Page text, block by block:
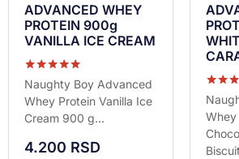
ADVANCED WHEY
PROTEIN 900g
VANILLA ICE CREAM
Ocenjeno sa
5.00
od 5
Naughty Boy Advanced
Whey Protein Vanilla Ice
Cream 900 g...
4.200 RSD
5.00
od 5
Whey